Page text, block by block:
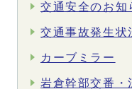
交通安全のお知
交通事故発生状
カーブミラー
岩倉幹部交番・